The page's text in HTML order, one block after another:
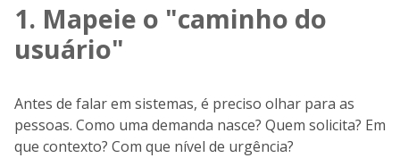
1. Mapeie o "caminho do
usuário"
Antes de falar em sistemas, é preciso olhar para as
pessoas. Como uma demanda nasce? Quem solicita? Em
que contexto? Com que nível de urgência?